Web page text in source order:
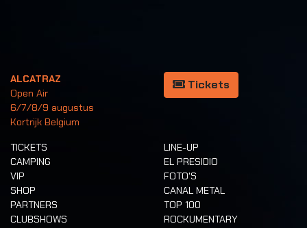
ALCATRAZ
Open Air
6/7/8/9 augustus
Kortrijk Belgium
Tickets
TICKETS
CAMPING
VIP
SHOP
PARTNERS
CLUBSHOWS
LINE-UP
EL PRESIDIO
FOTO'S
CANAL METAL
TOP 100
ROCKUMENTARY